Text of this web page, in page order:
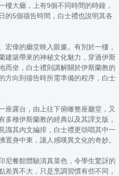
樓大廳，上有9個不同時間的時鐘，
的5個禱告時間，白士禮也說明其各
宏偉的廳堂映入眼簾。有別於一樓，
建築帶來的神秘文化魅力，穿過伊斯
而坐，白士禮則講解關於伊斯蘭教的
方向到禱告時所需準備的程序，白士
座露台，由上往下俯瞰整座廳堂，又
多種伊斯蘭教的經典以及其譯文版，
識其內文編排，白士禮更頌唱其中一
身中東，讓人感嘆異文化的奇妙。
尼餐館體驗清真菜色，令學生驚訝的
差異不大，只是烹調習慣有些不同，